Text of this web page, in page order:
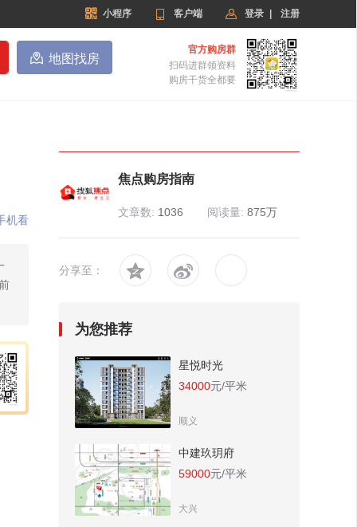
 小程序  客户端  登录 注册
 地图找房
官方购房群
扫码进群领资料
购房干货全都要
机看
焦点购房指南
文章数: 1036 阅读量: 875万
分享至：  
为您推荐
星悦时光
34000元/平米
顺义
中建玖玥府
59000元/平米
大兴